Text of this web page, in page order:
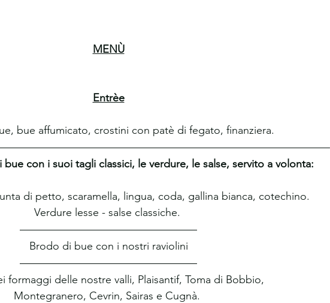
MENÙ
Entrèe
bue affumicato, crostini con patè di fegato, finanziera.
con i suoi tagli classici, le verdure, le salse, servito a volonta:
di petto, scaramella, lingua, coda, gallina bianca, cotechino.
Verdure lesse - salse classiche.
Brodo di bue con i nostri raviolini
formaggi delle nostre valli, Plaisantif, Toma di Bobbio,
Montegranero, Cevrin, Sairas e Cugnà.